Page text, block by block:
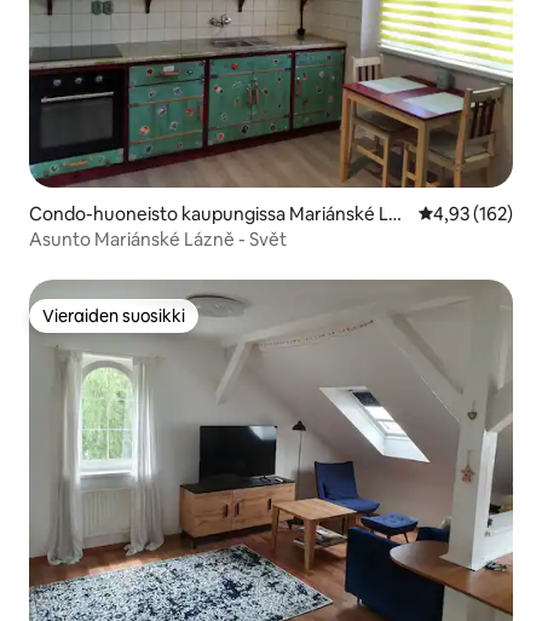
Condo-huoneisto kaupungissa Mariánské Láz
ně
4,93 (162)
Asunto Mariánské Lázně - Svět
Vieraiden suosikki
Vieraiden suosikki